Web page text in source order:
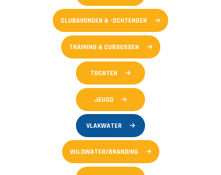
CLUBAVONDEN & -OCHTENDEN
TRAINING & CURSUSSEN
TOCHTEN
JEUGD
VLAKWATER
WILDWATER/BRANDING